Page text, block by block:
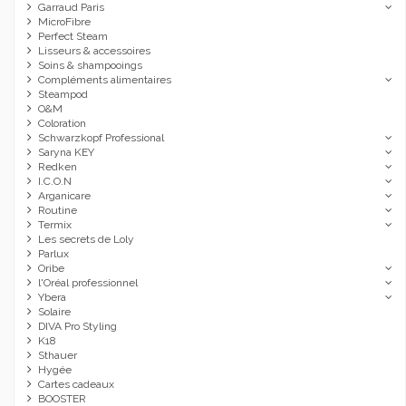
Garraud Paris
MicroFibre
Perfect Steam
Lisseurs & accessoires
Soins & shampooings
Compléments alimentaires
Steampod
O&M
Coloration
Schwarzkopf Professional
Saryna KEY
Redken
I.C.O.N
Arganicare
Routine
Termix
Les secrets de Loly
Parlux
Oribe
l'Oréal professionnel
Ybera
Solaire
DIVA Pro Styling
K18
Sthauer
Hygée
Cartes cadeaux
BOOSTER